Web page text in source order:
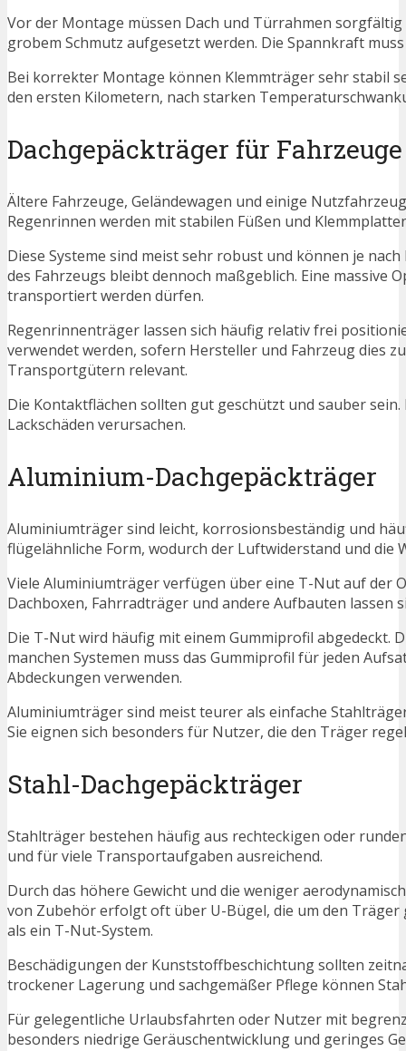
Vor der Montage müssen Dach und Türrahmen
grobem Schmutz aufgesetzt werden. Die Spannkraft
Bei korrekter Montage können Klemmträger sehr stabil
den ersten Kilometern, nach starken
Dachgepäckträger für
Ältere Fahrzeuge, Geländewagen und einige
Regenrinnen werden mit stabilen Füßen und
Diese Systeme sind meist sehr robust und können je
des Fahrzeugs bleibt dennoch maßgeblich. Eine massive
transportiert werden dürfen.
Regenrinnenträger lassen sich häufig relativ frei
verwendet werden, sofern Hersteller und Fahrzeug dies
Transportgütern relevant.
Die Kontaktflächen sollten gut geschützt und sauber
Lackschäden verursachen.
Aluminium-Dachgepäckträger
Aluminiumträger sind leicht, korrosionsbeständig und
flügelähnliche Form, wodurch der Luftwiderstand und die
Viele Aluminiumträger verfügen über eine T-Nut auf der
Dachboxen, Fahrradträger und andere Aufbauten
Die T-Nut wird häufig mit einem Gummiprofil abgedeckt.
manchen Systemen muss das Gummiprofil für jeden
Abdeckungen verwenden.
Aluminiumträger sind meist teurer als einfache
Sie eignen sich besonders für Nutzer, die den Träger
Stahl-Dachgepäckträger
Stahlträger bestehen häufig aus rechteckigen oder
und für viele Transportaufgaben ausreichend.
Durch das höhere Gewicht und die weniger
von Zubehör erfolgt oft über U-Bügel, die um den
als ein T-Nut-System.
Beschädigungen der Kunststoffbeschichtung sollten
trockener Lagerung und sachgemäßer Pflege können
Für gelegentliche Urlaubsfahrten oder Nutzer mit
besonders niedrige Geräuschentwicklung und geringes